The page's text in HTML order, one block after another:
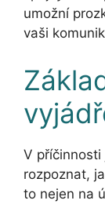
umožní
vaši
V
rozpoznat,
to nejen na